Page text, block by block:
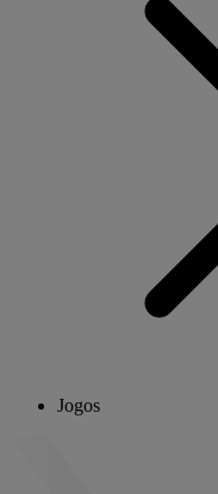
Jogos